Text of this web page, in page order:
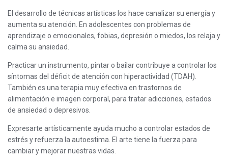
El desarrollo de técnicas artísticas los hace canalizar su energía y
aumenta su atención. En adolescentes con problemas de
aprendizaje o emocionales, fobias, depresión o miedos, los relaja y
calma su ansiedad.
Practicar un instrumento, pintar o bailar contribuye a controlar los
síntomas del déficit de atención con hiperactividad (TDAH).
También es una terapia muy efectiva en trastornos de
alimentación e imagen corporal, para tratar adicciones, estados
de ansiedad o depresivos.
Expresarte artísticamente ayuda mucho a controlar estados de
estrés y refuerza la autoestima. El arte tiene la fuerza para
cambiar y mejorar nuestras vidas.